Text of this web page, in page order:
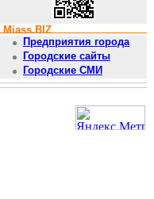
Miass.BIZ
Предприятия города
Городские сайты
Городские СМИ